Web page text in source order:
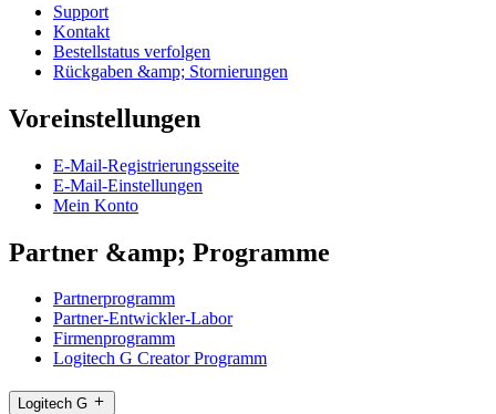
Support
Kontakt
Bestellstatus verfolgen
Rückgaben &amp; Stornierungen
Voreinstellungen
E-Mail-Registrierungsseite
E-Mail-Einstellungen
Mein Konto
Partner &amp; Programme
Partnerprogramm
Partner-Entwickler-Labor
Firmenprogramm
Logitech G Creator Programm
Logitech G